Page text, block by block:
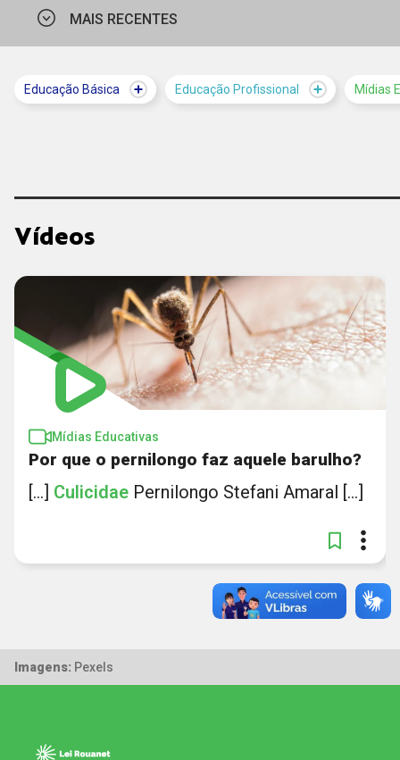
MAIS RECENTES
Educação Básica Educação Profissional Mídias
Vídeos
Mídias Educativas
Por que o pernilongo faz aquele barulho?
[...] Culicidae Pernilongo Stefani Amaral [...]
Imagens: Pexels